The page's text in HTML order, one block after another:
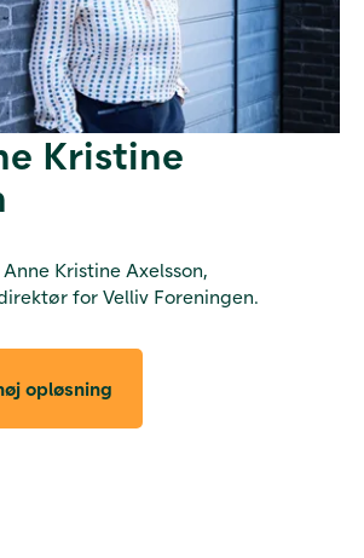
Kristine
Kristine Axelsson,
for Velliv Foreningen.
opløsning